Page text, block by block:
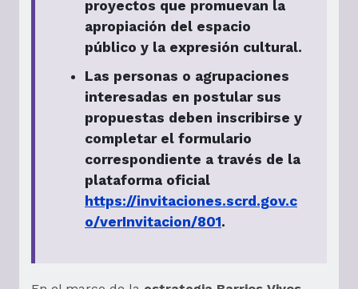
proyectos que promuevan la
apropiación del espacio
público y la expresión cultural.
Las personas o agrupaciones
interesadas en postular sus
propuestas deben inscribirse y
completar el formulario
correspondiente a través de la
plataforma oficial
https://invitaciones.scrd.gov.c
o/verInvitacion/801.